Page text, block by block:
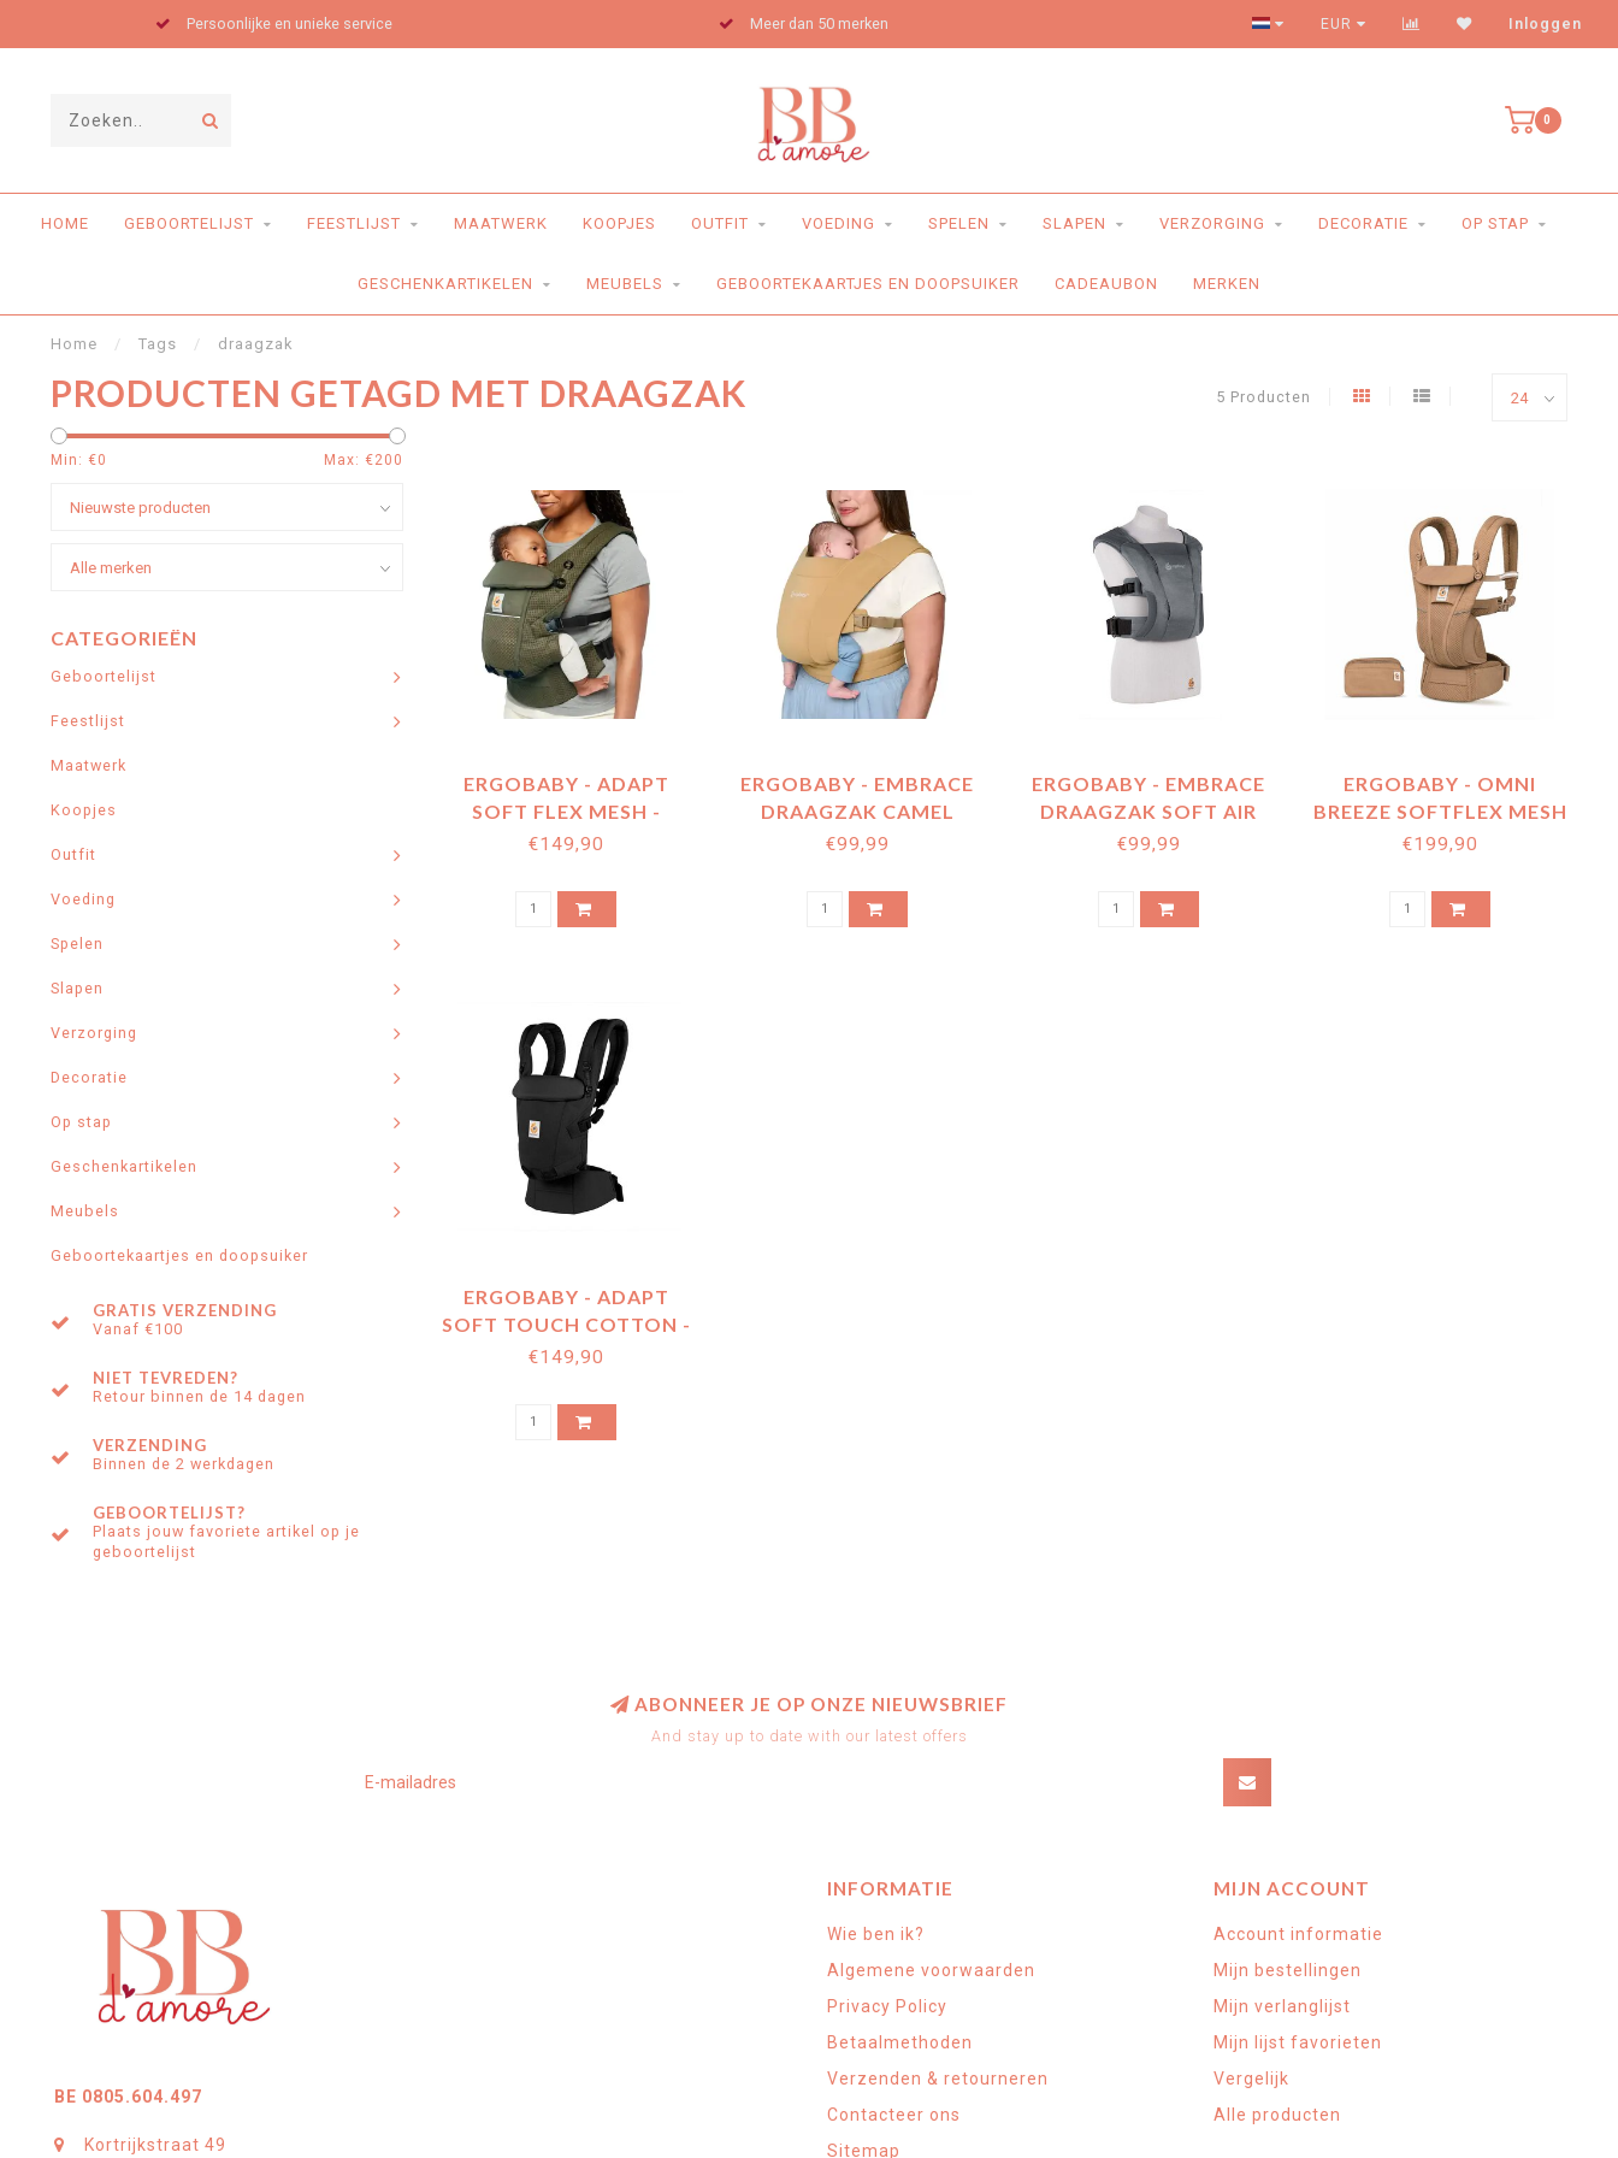
Persoonlijke en unieke service Meer dan 50 merken Levering aan huis
EUR Inloggen
0
HOME GEBOORTELIJST FEESTLIJST MAATWERK KOOPJES OUTFIT VOEDING SPELEN SLAPEN VERZORGING DECORATIE OP STAP
GESCHENKARTIKELEN MEUBELS GEBOORTEKAARTJES EN DOOPSUIKER CADEAUBON MERKEN
Home / Tags / draagzak
PRODUCTEN GETAGD MET DRAAGZAK 5 Producten
Min: €0 Max: €200
CATEGORIEËN
Geboortelijst
Feestlijst
Maatwerk
Koopjes
Outfit
Voeding
Spelen
Slapen
Verzorging
Decoratie
Op stap
Geschenkartikelen
Meubels
Geboortekaartjes en doopsuiker
GRATIS VERZENDING
Vanaf €100
NIET TEVREDEN?
Retour binnen de 14 dagen
VERZENDING
Binnen de 2 werkdagen
GEBOORTELIJST?
Plaats jouw favoriete artikel op je
geboortelijst
ERGOBABY - ADAPT
SOFT FLEX MESH -
OLIVE
€149,90
ERGOBABY - EMBRACE
DRAAGZAK CAMEL
€99,99
ERGOBABY - EMBRACE
DRAAGZAK SOFT AIR
MESH WASHED BLACK
€99,99
ERGOBABY - OMNI
BREEZE SOFTFLEX MESH
CAMEL BROWN
€199,90
ERGOBABY - ADAPT
SOFT TOUCH COTTON -
ONYX BLACK
€149,90
ABONNEER JE OP ONZE NIEUWSBRIEF
And stay up to date with our latest offers
BE 0805.604.497
Kortrijkstraat 49
INFORMATIE
Wie ben ik?
Algemene voorwaarden
Privacy Policy
Betaalmethoden
Verzenden & retourneren
Contacteer ons
Sitemap
MIJN ACCOUNT
Account informatie
Mijn bestellingen
Mijn verlanglijst
Mijn lijst favorieten
Vergelijk
Alle producten